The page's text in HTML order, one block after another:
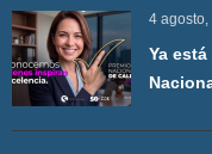
4 agosto,
Ya